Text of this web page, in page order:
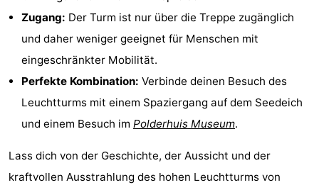
Haamstede
Natur
van
Schouwen
Walcheren
Veere
-
Natur
Natur
-
Zugang: Der Turm ist nur über die Treppe zugänglich
und daher weniger geeignet für Menschen mit
eingeschränkter Mobilität.
Perfekte Kombination: Verbinde deinen Besuch des
Leuchtturms mit einem Spaziergang auf dem Seedeich
und einem Besuch im Polderhuis Museum.
Lass dich von der Geschichte, der Aussicht und der
kraftvollen Ausstrahlung des hohen Leuchtturms von